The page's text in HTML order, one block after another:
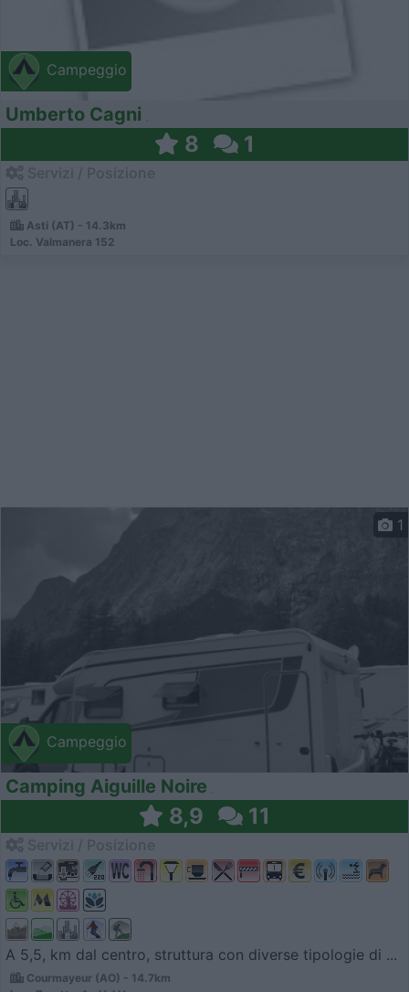
Campeggio
Umberto Cagni
8 1
Asti (AT) - 14.3km
Loc. Valmanera 152
Campeggio
1
Camping Aiguille Noire
8,9 11
A 5,5, km dal centro, struttura con diverse tipologie di ...
Courmayeur (AO) - 14.7km